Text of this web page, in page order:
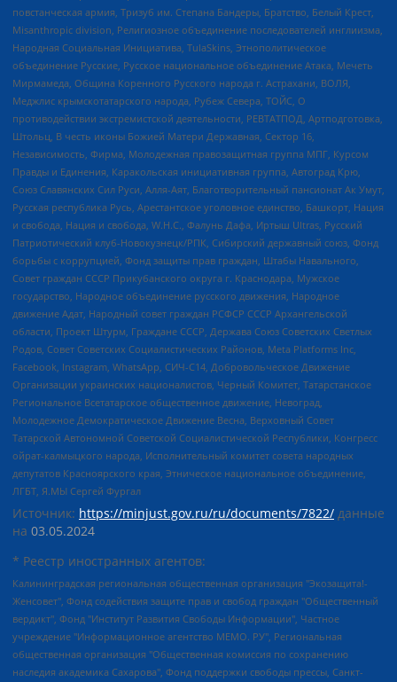
повстанческая армия, Тризуб им. Степана Бандеры, Братство, Белый Крест,
Misanthropic division, Религиозное объединение последователей инглиизма,
Народная Социальная Инициатива, TulaSkins, Этнополитическое
объединение Русские, Русское национальное объединение Атака, Мечеть
Мирмамеда, Община Коренного Русского народа г. Астрахани, ВОЛЯ,
Меджлис крымскотатарского народа, Рубеж Севера, ТОЙС, О
противодействии экстремистской деятельности, РЕВТАТПОД, Артподготовка,
Штольц, В честь иконы Божией Матери Державная, Сектор 16,
Независимость, Фирма, Молодежная правозащитная группа МПГ, Курсом
Правды и Единения, Каракольская инициативная группа, Автоград Крю,
Союз Славянских Сил Руси, Алля-Аят, Благотворительный пансионат Ак Умут,
Русская республика Русь, Арестантское уголовное единство, Башкорт, Нация
и свобода, Нация и свобода, W.H.С., Фалунь Дафа, Иртыш Ultras, Русский
Патриотический клуб-Новокузнецк/РПК, Сибирский державный союз, Фонд
борьбы с коррупцией, Фонд защиты прав граждан, Штабы Навального,
Совет граждан СССР Прикубанского округа г. Краснодара, Мужское
государство, Народное объединение русского движения, Народное
движение Адат, Народный совет граждан РСФСР СССР Архангельской
области, Проект Штурм, Граждане СССР, Держава Союз Советских Светлых
Родов, Совет Советских Социалистических Районов, Meta Platforms Inc,
Facebook, Instagram, WhatsApp, СИЧ-С14, Добровольческое Движение
Организации украинских националистов, Черный Комитет, Татарстанское
Региональное Всетатарское общественное движение, Невоград,
Молодежное Демократическое Движение Весна, Верховный Совет
Татарской Автономной Советской Социалистической Республики, Конгресс
ойрат-калмыцкого народа, Исполнительный комитет совета народных
депутатов Красноярского края, Этническое национальное объединение,
ЛГБТ, Я.МЫ Сергей Фургал
Источник: https://minjust.gov.ru/ru/documents/7822/ данные
на 03.05.2024
* Реестр иностранных агентов:
Калининградская региональная общественная организация "Экозащита!-Женсовет", Фонд содействия защите прав и свобод граждан "Общественный вердикт", Фонд "Институт Развития Свободы Информации", Частное учреждение "Информационное агентство МЕМО. РУ", Региональная общественная организация "Общественная комиссия по сохранению наследия академика Сахарова", Фонд поддержки свободы прессы, Санкт-Петербургская общественная правозащитная организация "Гражданский контроль", Межрегиональная общественная организация "Информационно-просветительский центр "Мемориал", Региональный Фонд "Центр Защиты Прав Средств Массовой Информации", с 05.12.2023 Фонд "Центр Защиты Прав Средств массовой информации", Региональная общественная благотворительная организация помощи беженцам и мигрантам "Гражданское содействие", Негосударственное образовательное учреждение дополнительного профессионального образования (повышение квалификации) специалистов "АКАДЕМИЯ ПО ПРАВАМ ЧЕЛОВЕКА", Свердловская региональная общественная организация "Сутяжник", Автономная некоммерческая организация "Центр независимых социологических исследований", Союз общественных объединений "Российский исследовательский центр по правам человека", Региональное общественное учреждение научно-информационный центр "МЕМОРИАЛ", Некоммерческая организация "Фонд защиты гласности", Автономная некоммерческая организация "Институт прав человека", Городская общественная организация "Екатеринбургское общество "МЕМОРИАЛ", Городская общественная организация "Рязанское историко-просветительское и правозащитное общество "Мемориал" (Рязанский Мемориал), Челябинский региональный орган общественной самодеятельности – женское общественное объединение "Женщины Евразии", Челябинский региональный орган общественной самодеятельности "Уральская правозащитная группа", Фонд содействия защите здоровья и социальной справедливости имени Андрея Рылькова, Автономная Некоммерческая Организация "Аналитический Центр Юрия Левады", Автономная некоммерческая организация социальной поддержки населения "Проект Апрель", Региональная общественная организация помощи женщинам и детям, находящимся в кризисной ситуации "Информационно-методический центр "Анна", Фонд содействия развитию массовых коммуникаций и правовому просвещению "Так-так-Так", Фонд содействия устойчивому развитию "Серебряная тайга", Свердловский региональный общественный фонд социальных проектов "Новое время", "Idel.Реалии", Кавказ.Реалии, Крым.Реалии, Телеканал Настоящее Время, Татаро-башкирская служба Радио Свобода (Azatliq Radiosi), Радио Свободная Европа/Радио Свобода (PCE/PC), "Сибирь.Реалии", "Фактограф", Благотворительный фонд помощи осужденным и их семьям, Автономная некоммерческая организация "Институт глобализации и социальных движений", Фонд "В защиту прав заключенных", Частное учреждение "Центр поддержки и содействия развитию средств массовой информации", Пензенский региональный общественный благотворительный фонд "Гражданский союз", "Север.Реалии", Некоммерческая организация Фонд "Правовая инициатива", Общество с ограниченной ответственностью "Радио Свободная Европа/Радио Свобода", Чешское информационное агентство "MEDIUM-ORIENT", Красноярская региональная общественная организация "Мы против СПИДа", Камалягин Денис Николаевич, Маркелов Сергей Евгеньевич, Пономарев Лев Александрович, Савицкая Людмила Алексеевна, Автономная некоммерческая организация "Центр по работе с проблемой насилия "НАСИЛИЮ.НЕТ", Межрегиональный профессиональный союз работников здравоохранения "Альянс врачей", Юридическое лицо, зарегистрированное в Латвийской Республике, SIA "Medusa Project" (регистрационный номер 40103797863, дата регистрации 10.06.2014), Некоммерческая организация "Фонд по борьбе с коррупцией", Автономная некоммерческая организация "Институт права и публичной политики", Баданин Роман Сергеевич, Гликин Максим Александрович, Железнова Мария Михайловна, Лукьянова Юлия Сергеевна, Маетная Елизавета Витальевна, Маняхин Петр Борисович, Чуракова Ольга Владимировна, Ярош Юлия Петровна, Юридическое лицо "The Insider SIA", зарегистрированное в Риге, Латвийская Республика (дата регистрации 26.06.2015), являющееся администратором доменного имени интернет-издания "The Insider SIA", https://theins.ru, Постернак Алексей Евгеньевич, Рубин Михаил Аркадьевич, Анин Роман Александрович, Юридическое лицо Istories fonds, зарегистрированное в Латвийской Республике (регистрационный номер 50008295751, дата регистрации 24.02.2020), Великовский Дмитрий Александрович, Долинина Ирина Николаевна, Мароховская Алеся Алексеевна, Шлейнов Роман Юрьевич, Шмагун Олеся Валентиновна, Общество с ограниченной ответственностью "Альтаир 2021", Общество с ограниченной ответственностью "Вега 2021", Общество с ограниченной ответственностью "Главный редактор 2021", Общество с ограниченной ответственностью "Ромашки монолит", Важенков Артем Валерьевич, Ивановская областная общественная организация "Центр гендерных исследований", Гурман Юрий Альбертович, Медиапроект "ОВД-Инфо", Егоров Владимир Владимирович, Жилинский Владимир Александрович, Общество с ограниченной ответственностью "ЗП", Иванова София Юрьевна, Карезина Инна Павловна, Кильтау Екатерина Викторовна, Петров Алексей Викторович, Пискунов Сергей Евгеньевич, Смирнов Сергей Сергеевич, Тихонов Михаил Сергеевич, Общество с ограниченной ответственностью "ЖУРНАЛИСТ-ИНОСТРАННЫЙ АГЕНТ", Арапова Галина Юрьевна, Вольтская Татьяна Анатольевна, Американская компания "Mason G.E.S. Anonymous Foundation" (США), являющаяся владельцем интернет-издания https://mnews.world/, Компания "Stichting Bellingcat", зарегистрированная в Нидерландах (дата регистрации 11.07.2018), Захаров Андрей Вячеславович, Клепиковская Екатерина Дмитриевна, Общество с ограниченной ответственностью "МЕМО", Перл Роман Александрович, Симонов Евгений Алексеевич, Соловьева Елена Анатольевна, Сотников Даниил Владимирович, Сурначева Елизавета Дмитриевна, Автономная некоммерческая организация по защите прав человека и информированию населения "Якутия – Наше Мнение", Общество с ограниченной ответственностью "Москоу диджитал медиа", с 26.01.2023 Общество с ограниченной ответственностью "Чайка Белые сады", Ветошкина Валерия Валерьевна, Заговора Максим Александрович, Межрегиональное общественное движение "Российская ЛГБТ - сеть", Оленичев Максим Владимирович, Павлов Иван Юрьевич, Скворцова Елена Сергеевна, Общество с ограниченной ответственностью "Как бы инагент", Кочетков Игорь Викторович, Общество с ограниченной ответственностью "Честные выборы", Еланчик Олег Александрович, Общество с ограниченной ответственностью "Нобелевский призыв", Гималова Регина Эмилевна, Григорьев Андрей Валерьевич, Григорьева Алина Александровна, Ассоциация по содействию защите прав призывников, альтернативнослужащих и военнослужащих "Правозащитная группа "Гражданин.Армия.Право", Хисамова Регина Фаритовна, Автономная некоммерческая организация по реализации социально-правовых программ "Лилит", Дальневосточное общественное движение "Маяк", Санкт-Петербургская ЛГБТ-инициативная группа "Выход", Инициативная группа ЛГБТ+ "Реверс", Алексеев Андрей Викторович, Бекбулатова Таисия Львовна, Беляев Иван Михайлович, Владыкина Елена Сергеевна, Гельман Марат Александрович, Никульшина Вероника Юрьевна, Толоконникова Надежда Андреевна, Шендерович Виктор Анатольевич, Общество с ограниченной ответственностью "Данное сообщение", Общество с ограниченной ответственностью Издательский дом "Новая глава", Айнбиндер Александра Александровна, Московский комьюнити-центр для ЛГБТ+инициатив, Благотворительный фонд развития филантропии, Deutsche Welle (Германия, Kurt-Schumacher-Strasse 3, 53113 Bonn), Борзунова Мария Михайловна, Воробьев Виктор Викторович, Голубева Анна Львовна, Константинова Алла Михайловна, Малкова Ирина Владимировна, Мурадов Мурад Абдулгалимович, Осетинская Елизавета Николаевна, Понасенков Евгений Николаевич, Ганапольский Матвей Юрьевич, Киселев Евгений Алексеевич, Борухович Ирина Григорьевна, Дремин Иван Тимофеевич, Дубровский Дмитрий Викторович, Красноярская региональная общественная организация поддержки и развития альтернативных образовательных технологий и межкультурных коммуникаций "ИНТЕРРА", Маяковская Екатерина Алексеевна, Фейгин Марк Захарович, Филимонов Андрей Викторович, Дзугкоева Регина Николаевна, Доброхотов Роман Александрович, Дудь Юрий Александрович, Елкин Сергей Владимирович, Кругликов Кирилл Игоревич, Сабунаева Мария Леонидовна, Семенов Алексей Владимирович, Шаинян Карен Багратович, Шульман Екатерина Михайловна, Асафьев Артур Валерьевич, Вахштайн Виктор Семенович, Венедиктов Алексей Алексеевич, Лушникова Екатерина Евгеньевна, Волков Леонид Михайлович, Невзоров Александр Глебович, Пархоменко Сергей Борисович, Сироткин Ярослав Николаевич, Кара-Мурза Владимир Владимирович, Баранова Наталья Владимировна, Гозман Леонид Яковлевич, Кагарлицкий Борис Юльевич, Климарев Михаил Валерьевич, Милов Владимир Станиславович, Автономная некоммерческая организация Краснодарский центр современного искусства "Типография", Моргенштерн Алишер Тагирович, Соболь Любовь Эдуардовна, Общество с ограниченной ответственностью "ЛИЗА НОРМ", Каспаров Гарри Кимович, Ходорковский Михаил Борисович, Общество с ограниченной ответственностью "Апрельские тезисы", Данилович Ирина Брониславовна, Кашин Олег Владимирович, Петров Николай Владимирович, Пивоваров Алексей Владимирович, Соколов Михаил Владимирович, Цветкова Юлия Владимировна, Чичваркин Евгений Александрович, Комитет против пыток/Команда против пыток, Общество с ограниченной ответственностью "Первый научный", Общество с ограниченной ответственностью "Вертолет и ко", Белоцерковская Вероника Борисовна, Кац Максим Евгеньевич, Лазарева Татьяна Юрьевна, Шаведдинов Руслан Табризович, Яшин Илья Валерьевич, Общество с ограниченной ответственностью "Иноагент ААВ", Алешковский Дмитрий Петрович, Альбац Евгения Марковна, Быков Дмитрий Львович, Галямина Юлия Евгеньевна, Лойко Сергей Леонидович, Мартынов Кирилл Константинович, Медведев Сергей Александрович, Крашенинников Федор Геннадиевич, Гордеева Катерина Вл